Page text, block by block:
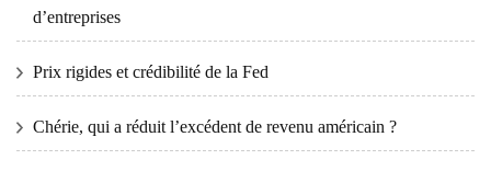
d’entreprises
Prix ​​​​rigides et crédibilité de la Fed
Chérie, qui a réduit l’excédent de revenu américain ?